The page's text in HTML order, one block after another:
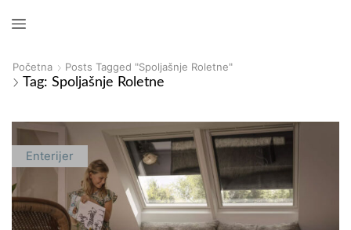
Početna Posts Tagged "spoljašnje Roletne"
Tag: Spoljašnje Roletne
Enterijer